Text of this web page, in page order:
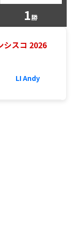
1勝
シスコ 2026
LI Andy